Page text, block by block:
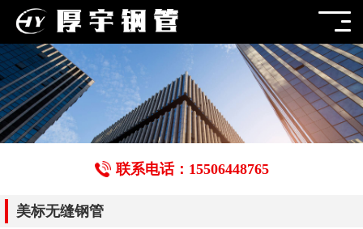
联系电话：15506448765
美标无缝钢管